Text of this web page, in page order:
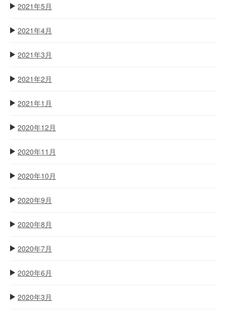
2021年5月
2021年4月
2021年3月
2021年2月
2021年1月
2020年12月
2020年11月
2020年10月
2020年9月
2020年8月
2020年7月
2020年6月
2020年3月